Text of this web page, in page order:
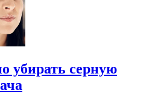
убирать серную